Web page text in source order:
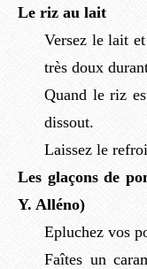
Le riz au lait
Versez le lait
très doux
Quand le riz
dissout.
Laissez le
Les glaçons de
Y. Alléno)
Epluchez vos
Faîtes un